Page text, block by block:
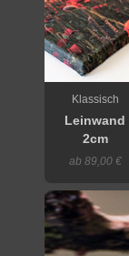
Klassisch
Leinwand
2cm
ab 89,00 €